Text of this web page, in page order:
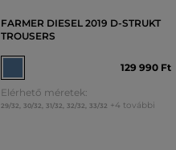
FARMER DIESEL 2019 D-STRUKT
TROUSERS
129 990 Ft
Elérhető méretek:
29/32 30/32 31/32 32/32 33/32 +4 további